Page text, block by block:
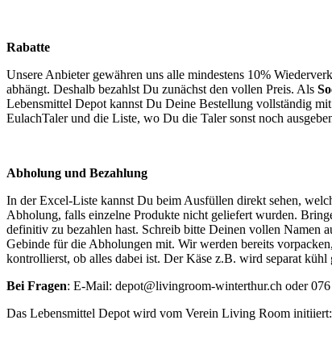
Rabatte
Unsere Anbieter gewähren uns alle mindestens 10%
abhängt. Deshalb bezahlst Du zunächst den vollen Preis. Als
Lebensmittel Depot kannst Du Deine Bestellung vollständig
EulachTaler und die Liste, wo Du die Taler sonst noch
Abholung und Bezahlung
In der Excel-Liste kannst Du beim Ausfüllen direkt sehen,
Abholung, falls einzelne Produkte nicht geliefert wurden.
definitiv zu bezahlen hast. Schreib bitte Deinen vollen Namen
Gebinde für die Abholungen mit. Wir werden bereits
kontrollierst, ob alles dabei ist. Der Käse z.B. wird separat kühl
Bei Fragen: E-Mail: depot@livingroom-winterthur.ch oder
Das Lebensmittel Depot wird vom Verein Living Room